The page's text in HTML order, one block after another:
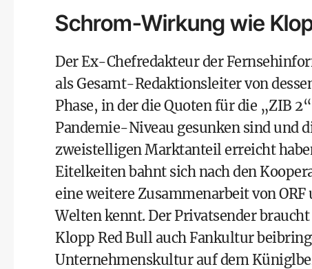
Schrom-Wirkung wie
Der Ex-Chefredakteur der
als Gesamt-Redaktionsleiter von
Phase, in der die Quoten für die „ZIB
Pandemie-Niveau gesunken sind und
zweistelligen Marktanteil erreicht
Eitelkeiten bahnt sich nach den
eine weitere Zusammenarbeit von
Welten kennt. Der Privatsender
Klopp Red Bull auch Fankultur
Unternehmenskultur auf dem